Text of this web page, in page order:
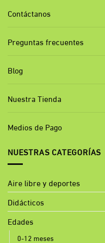
Contáctanos
Preguntas frecuentes
Blog
Nuestra Tienda
Medios de Pago
NUESTRAS CATEGORÍAS
Aire libre y deportes
Didácticos
Edades
0-12 meses